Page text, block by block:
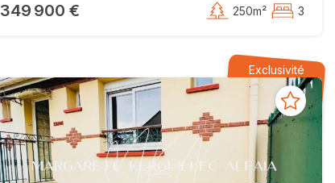
349 900 € 250m² 3
Exclusivité